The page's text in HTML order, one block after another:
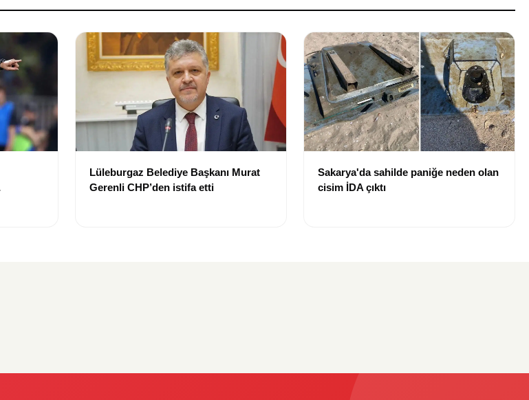
Lüleburgaz Belediye Başkanı Murat
Gerenli CHP’den istifa etti
Sakarya'da sahilde paniğe neden olan
cisim İDA çıktı